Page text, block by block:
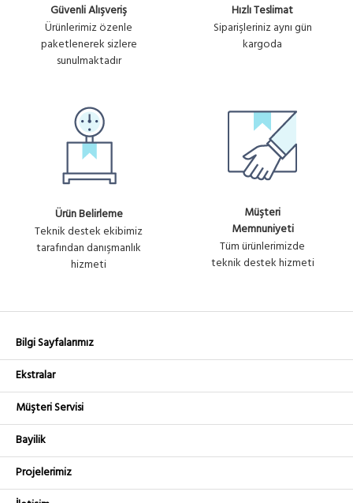
Güvenli Alışveriş
Ürünlerimiz özenle
paketlenerek sizlere
sunulmaktadır
Hızlı Teslimat
Siparişleriniz aynı gün
kargoda
Ürün Belirleme
Teknik destek ekibimiz
tarafından danışmanlık
hizmeti
Müşteri
Memnuniyeti
Tüm ürünlerimizde
teknik destek hizmeti
Bilgi Sayfalarımız
Ekstralar
Müşteri Servisi
Bayilik
Projelerimiz